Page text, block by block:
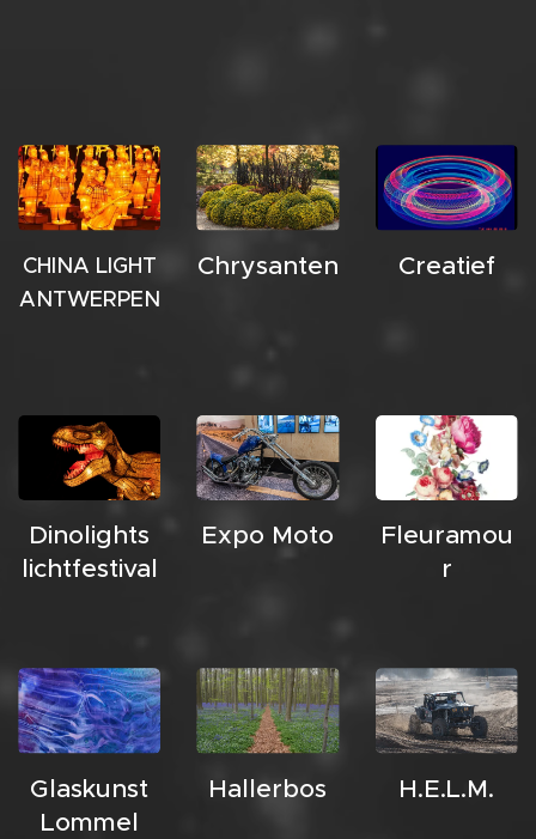
CHINA LIGHT
ANTWERPEN
Chrysanten Creatief
Dinolights
lichtfestival
Expo Moto
Fleuramou
r
Glaskunst
Lommel
Hallerbos H.E.L.M.